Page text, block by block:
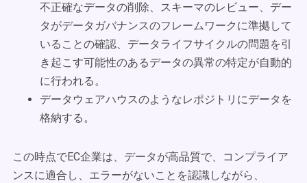
不正確なデータの削除、スキーマのレビュー、デー
タがデータガバナンスのフレームワークに準拠して
いることの確認、データライフサイクルの問題を引
き起こす可能性のあるデータの異常の特定が自動的
に行われる。
データウェアハウスのようなレポジトリにデータを
格納する。
この時点でEC企業は、データが高品質で、コンプライア
ンスに適合し、エラーがないことを認識しながら、